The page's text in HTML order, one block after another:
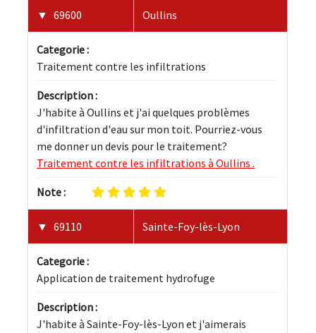
69600 Oullins
Categorie :
Traitement contre les infiltrations
Description :
J'habite à Oullins et j'ai quelques problèmes
d'infiltration d'eau sur mon toit. Pourriez-vous
me donner un devis pour le traitement?
Traitement contre les infiltrations à Oullins .
Note :
69110 Sainte-Foy-lès-Lyon
Categorie :
Application de traitement hydrofuge
Description :
J'habite à Sainte-Foy-lès-Lyon et j'aimerais